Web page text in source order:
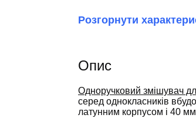
Розгорнути
Опис
Одноручковий змішувач
серед однокласників
латунним корпусом і 40